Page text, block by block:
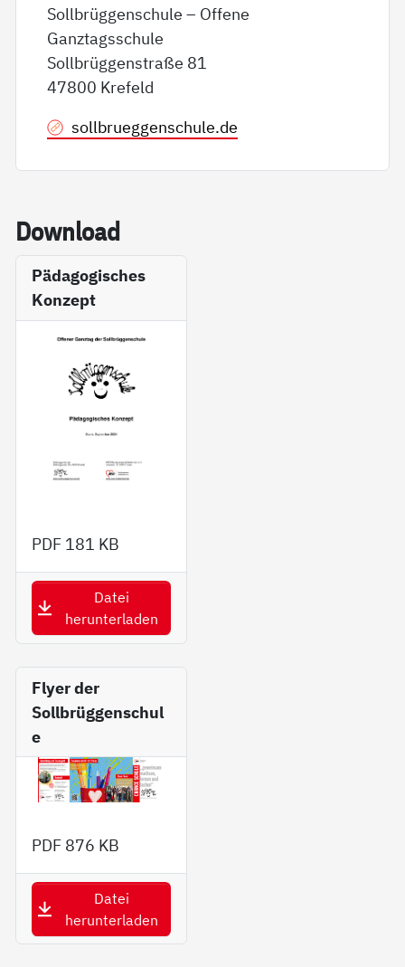
Sollbrüggenschule – Offene
Ganztagsschule
Sollbrüggenstraße 81
47800 Krefeld
sollbrueggenschule.de
Down­load
Pädagogisches
Konzept
PDF 181 KB
Datei
herunterladen
Fly­er der
Sollbrüggenschul
e
PDF 876 KB
Datei
herunterladen